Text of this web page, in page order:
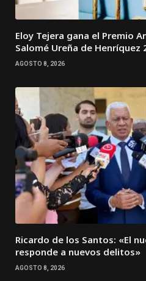
Eloy Tejera gana el Premio
Salomé Ureña de Henríquez
AGOSTO 8, 2026
Ricardo de los Santos: «El
responde a nuevos delitos»
AGOSTO 8, 2026